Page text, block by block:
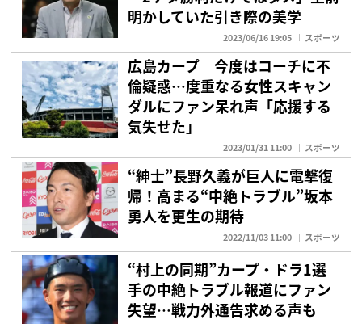
明かしていた引き際の美学
2023/06/16 19:05 スポーツ
広島カープ 今度はコーチに不
倫疑惑…度重なる女性スキャン
ダルにファン呆れ声「応援する
気失せた」
2023/01/31 11:00 スポーツ
“紳士”長野久義が巨人に電撃復
帰！高まる“中絶トラブル”坂本
勇人を更生の期待
2022/11/03 11:00 スポーツ
“村上の同期”カープ・ドラ1選
手の中絶トラブル報道にファン
失望…戦力外通告求める声も